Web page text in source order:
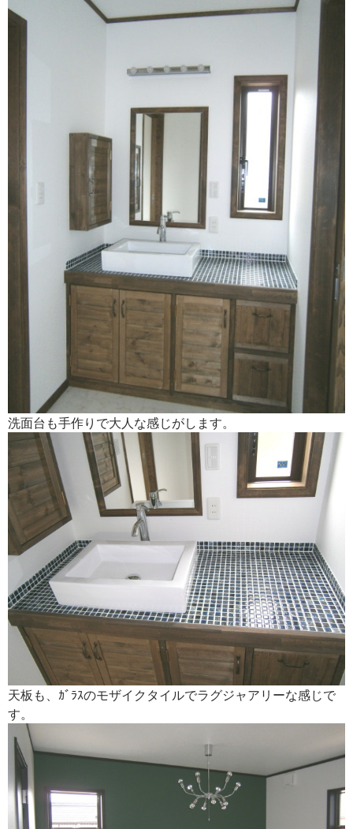
洗面台も手作りで大人な感じがします。
天板も、ｶﾞﾗｽのモザイクタイルでラグジャアリーな感じで
す。